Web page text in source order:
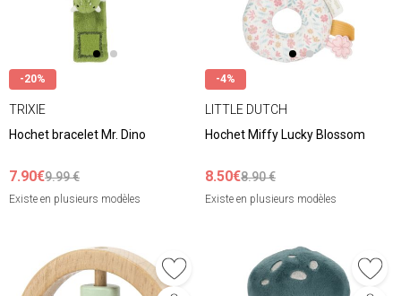
-20%
TRIXIE
Hochet bracelet Mr. Dino
7.90€9.99 €
Existe en plusieurs modèles
-4%
LITTLE DUTCH
Hochet Miffy Lucky Blossom
8.50€8.90 €
Existe en plusieurs modèles